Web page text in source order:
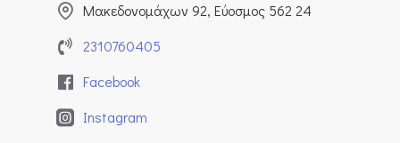
Μακεδονομάχων 92, Εύοσμος 562 24
2310760405
Facebook
Instagram